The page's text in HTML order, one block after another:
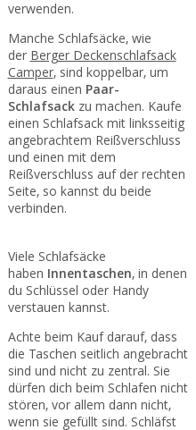
verwenden.
Manche Schlafsäcke, wie
der Berger Deckenschlafsack
Camper, sind koppelbar, um
daraus einen Paar-
Schlafsackzu machen. Kaufe
einen Schlafsack mit linksseitig
angebrachtem Reißverschluss
und einen mit dem
Reißverschluss auf der rechten
Seite, so kannst du beide
verbinden.
Viele Schlafsäcke
haben Innentaschen, in denen
du Schlüssel oder Handy
verstauen kannst.
Achte beim Kauf darauf, dass
die Taschen seitlich angebracht
sind und nicht zu zentral. Sie
dürfen dich beim Schlafen nicht
stören, vor allem dann nicht,
wenn sie gefüllt sind. Schläfst